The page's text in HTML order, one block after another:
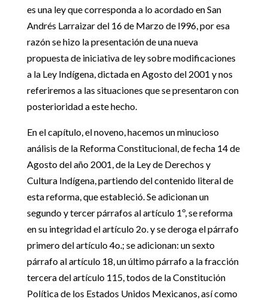
es una ley que corresponda a lo acordado en San
Andrés Larraizar del 16 de Marzo de l996, por esa
razón se hizo la presentación de una nueva
propuesta de iniciativa de ley sobre modificaciones
a la Ley Indígena, dictada en Agosto del 2001 y nos
referiremos a las situaciones que se presentaron con
posterioridad a este hecho.
En el capítulo, el noveno, hacemos un minucioso
análisis de la Reforma Constitucional, de fecha 14 de
Agosto del año 2001, de la Ley de Derechos y
Cultura Indígena, partiendo del contenido literal de
esta reforma, que estableció. Se adicionan un
segundo y tercer párrafos al artículo 1º, se reforma
en su integridad el artículo 2o. y se deroga el párrafo
primero del artículo 4o.; se adicionan: un sexto
párrafo al artículo 18, un último párrafo a la fracción
tercera del artículo 115, todos de la Constitución
Política de los Estados Unidos Mexicanos, así como